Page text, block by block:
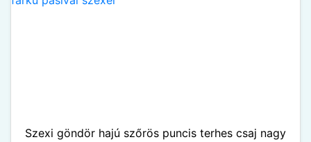
Szexi göndör hajú szőrös puncis terhes csaj nagy